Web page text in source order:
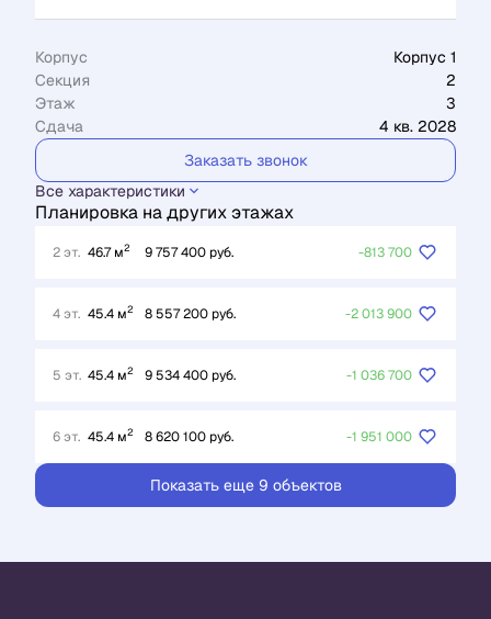
Корпус
Корпус 1
Секция
2
Этаж
3
Сдача
4 кв. 2028
Заказать звонок
Все характеристики
Планировка на других этажах
2 эт. 46.7 м2 9 757 400 руб. -813 700
4 эт. 45.4 м2 8 557 200 руб. -2 013 900
5 эт. 45.4 м2 9 534 400 руб. -1 036 700
6 эт. 45.4 м2 8 620 100 руб. -1 951 000
Показать еще 9 объектов